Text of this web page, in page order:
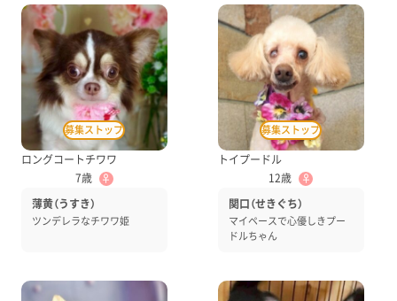
ロングコートチワワ
7歳
♀
薄黄（うすき）
ツンデレラなチワワ姫
トイプードル
12歳
♀
関口（せきぐち）
マイペースで心優しきプー
ドルちゃん